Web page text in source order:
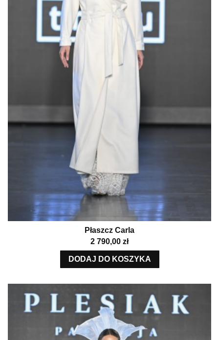
Płaszcz Carla
Cena
2 790,00 zł
DODAJ DO KOSZYKA